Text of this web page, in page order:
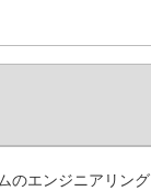
のエンジニアリング